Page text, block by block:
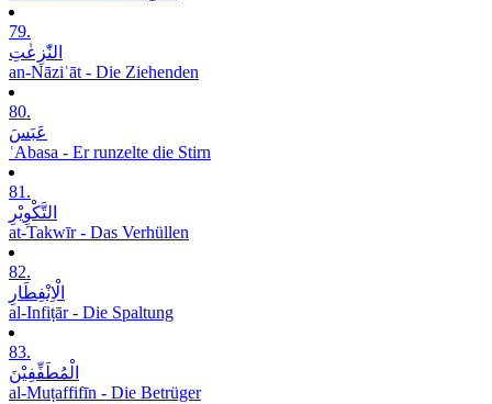
79.
النّٰزِعٰتِ
an-Nāziʿāt - Die Ziehenden
80.
عَبَسَ
ʿAbasa - Er runzelte die Stirn
81.
التَّکْوِیْرِ
at-Takwīr - Das Verhüllen
82.
الْاِنْفِطَارِ
al-Infiṭār - Die Spaltung
83.
الْمُطَفِّفِیْنَ
al-Muṭaffifīn - Die Betrüger